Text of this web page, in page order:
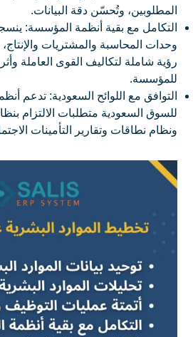
المطلوبين، وتُحسّن دقة البيانات.
وحدات المحاسبة والمشتريات
رؤية شاملة لتكاليف القوى العاملة
للمؤسسة.
للسوق السعودية متطلبات الالتزام
ونظام نطاقات وتقارير التأمينات